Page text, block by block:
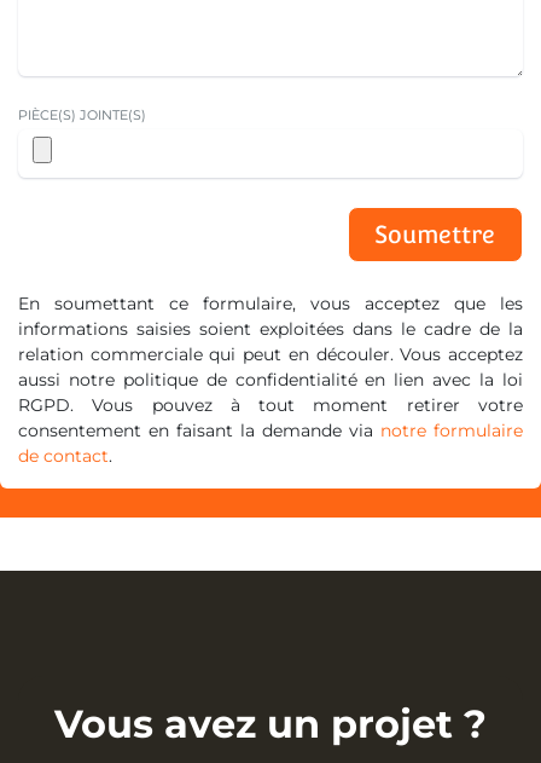
PIÈCE(S) JOINTE(S)
Soumettre
En soumettant ce formulaire, vous acceptez que les
informations saisies soient exploitées dans le cadre de la
relation commerciale qui peut en découler. Vous acceptez
aussi notre politique de confidentialité en lien avec la loi
RGPD. Vous pouvez à tout moment retirer votre
consentement en faisant la demande via notre formulaire
de contact.
Vous avez un projet ?